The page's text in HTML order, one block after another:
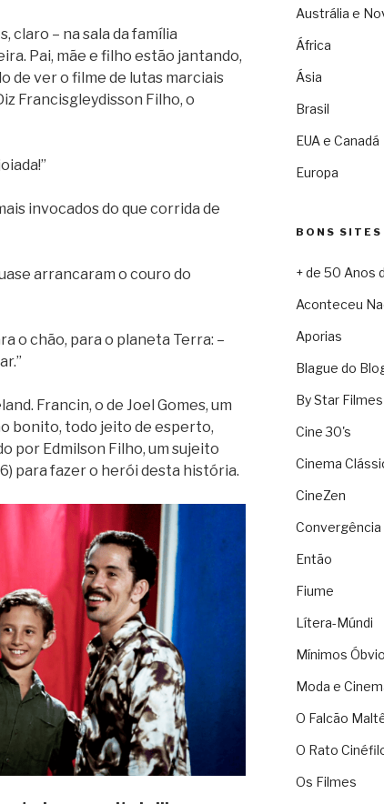
claro – na sala da família
Pai, mãe e filho estão jantando,
de ver o filme de lutas marciais
Francisgleydisson Filho, o
invocados do que corrida de
arrancaram o couro do
o chão, para o planeta Terra: –
Francin, o de Joel Gomes, um
bonito, todo jeito de esperto,
por Edmilson Filho, um sujeito
para fazer o herói desta história.
Austrália e
África
Ásia
Brasil
EUA e Canadá
Europa
BONS SITES
+ de 50 Anos
Aconteceu
Aporias
Blague do
By Star Filmes
Cine 30's
Cinema
CineZen
Convergência
Então
Fiume
Lítera-Múndi
Mínimos
Moda e
O Falcão
O Rato
Os Filmes